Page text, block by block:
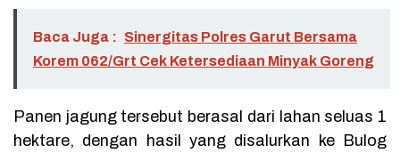
Baca Juga : Sinergitas Polres Garut Bersama
Korem 062/Grt Cek Ketersediaan Minyak Goreng
Panen jagung tersebut berasal dari lahan seluas 1
hektare, dengan hasil yang disalurkan ke Bulog